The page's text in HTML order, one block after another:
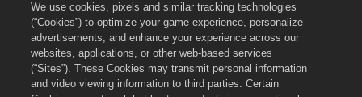
Поддержка магазина
Поддержка игры
Настройки файлов cookie
© Social Point S.L.,2026. Dragon City и логотип Dragon City являются
We use cookies, pixels and similar tracking technologies
(“Cookies”) to optimize your game experience, personalize
advertisements, and enhance your experience across our
websites, applications, or other web-based services
(“Sites”). These Cookies may transmit personal information
and video viewing information to third parties. Certain